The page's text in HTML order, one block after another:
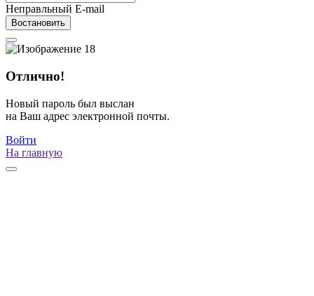
Неправльный E-mail
Востановить
Отлично!
Новый пароль был выслан
на Ваш адрес электронной почты.
Войти
На главную